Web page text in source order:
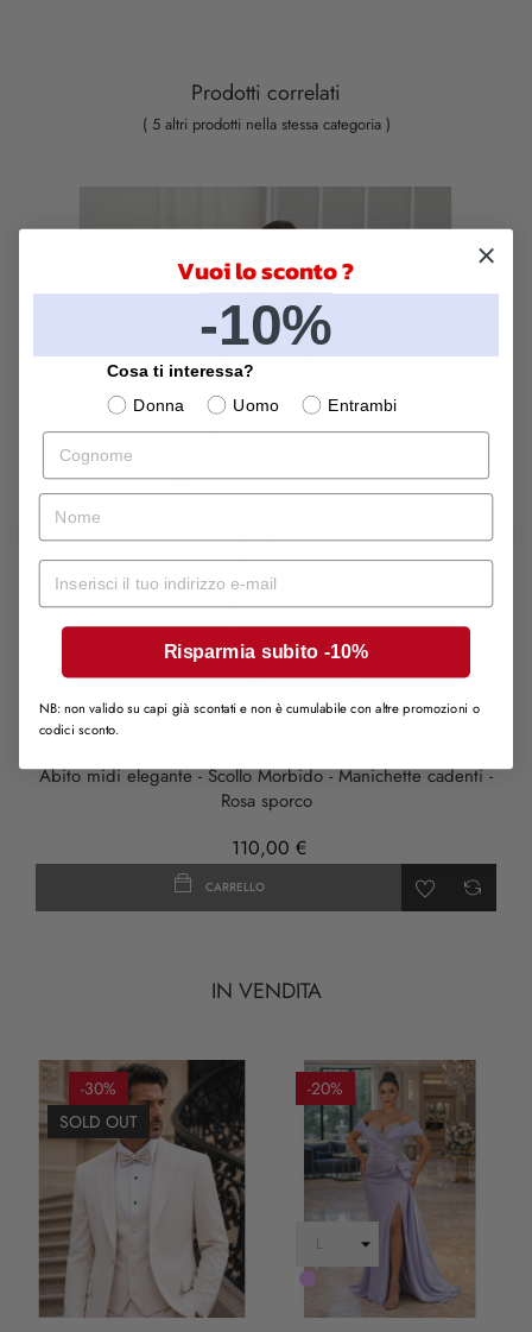
Prodotti correlati
( 5 altri prodotti nella stessa categoria )
Abito midi elegante - Scollo Morbido - Manichette cadenti -
Rosa sporco
110,00 €
CARRELLO
‹ ›
IN VENDITA
-30%
SOLD OUT
-20%
LILLA
Vuoi lo sconto ?
-10%
Cosa ti interessa?
Donna
Uomo
Entrambi
Cognome
nome
Mail
Risparmia subito -10%
NB: non valido su capi già scontati e non è cumulabile con altre promozioni o
codici sconto.